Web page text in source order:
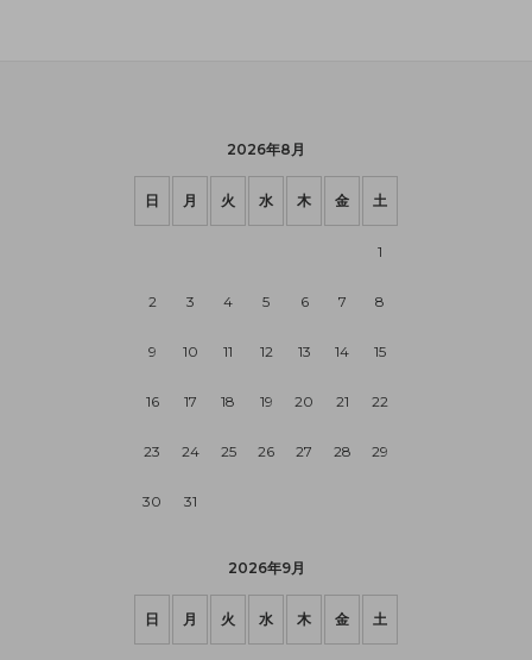
2026年8月
日 月 火 水 木 金 土
1
2 3 4 5 6 7 8
9 10 11 12 13 14 15
16 17 18 19 20 21 22
23 24 25 26 27 28 29
30 31
2026年9月
日 月 火 水 木 金 土